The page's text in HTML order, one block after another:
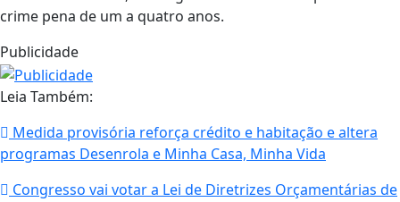
crime pena de um a quatro anos.
Publicidade
Leia Também:
Medida provisória reforça crédito e habitação e altera
programas Desenrola e Minha Casa, Minha Vida
Congresso vai votar a Lei de Diretrizes Orçamentárias de